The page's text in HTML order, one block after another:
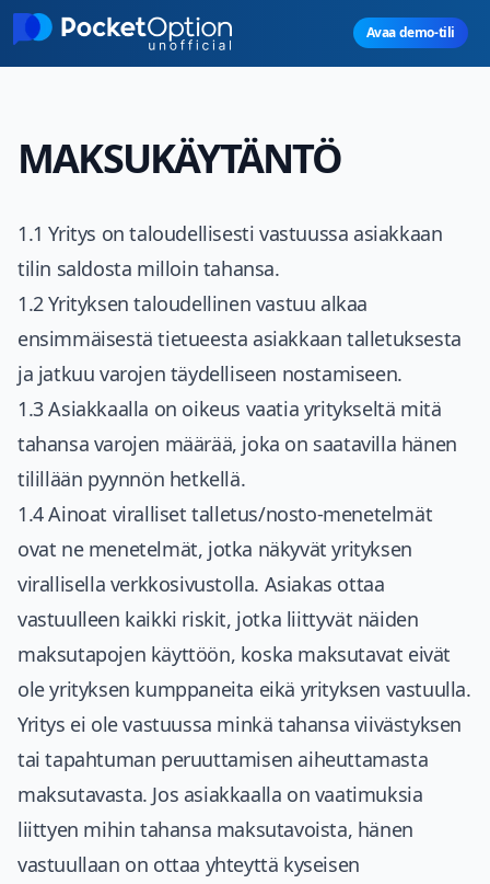
Skip to main content
Avaa demo-tili
MAKSUKÄYTÄNTÖ
1.1 Yritys on taloudellisesti vastuussa asiakkaan
tilin saldosta milloin tahansa.
1.2 Yrityksen taloudellinen vastuu alkaa
ensimmäisestä tietueesta asiakkaan talletuksesta
ja jatkuu varojen täydelliseen nostamiseen.
1.3 Asiakkaalla on oikeus vaatia yritykseltä mitä
tahansa varojen määrää, joka on saatavilla hänen
tilillään pyynnön hetkellä.
1.4 Ainoat viralliset talletus/nosto-menetelmät
ovat ne menetelmät, jotka näkyvät yrityksen
virallisella verkkosivustolla. Asiakas ottaa
vastuulleen kaikki riskit, jotka liittyvät näiden
maksutapojen käyttöön, koska maksutavat eivät
ole yrityksen kumppaneita eikä yrityksen vastuulla.
Yritys ei ole vastuussa minkä tahansa viivästyksen
tai tapahtuman peruuttamisen aiheuttamasta
maksutavasta. Jos asiakkaalla on vaatimuksia
liittyen mihin tahansa maksutavoista, hänen
vastuullaan on ottaa yhteyttä kyseisen